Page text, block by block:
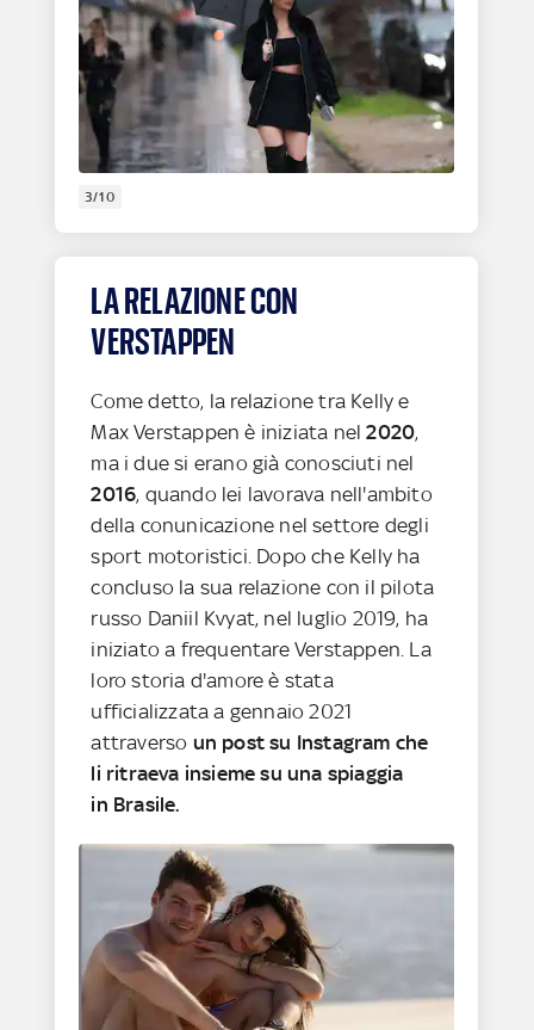
3/10
LA RELAZIONE CON
VERSTAPPEN
Come detto, la relazione tra Kelly e
Max Verstappen è iniziata nel2020,
ma i due si erano già conosciuti nel
2016, quando lei lavorava nell'ambito
della conunicazione nel settore degli
sport motoristici. Dopo che Kelly ha
concluso la sua relazione con il pilota
russo Daniil Kvyat, nel luglio 2019, ha
iniziato a frequentare Verstappen. La
loro storia d'amore è stata
ufficializzata a gennaio 2021
attraverso un post su Instagram che
li ritraeva insieme su una spiaggia
in Brasile.